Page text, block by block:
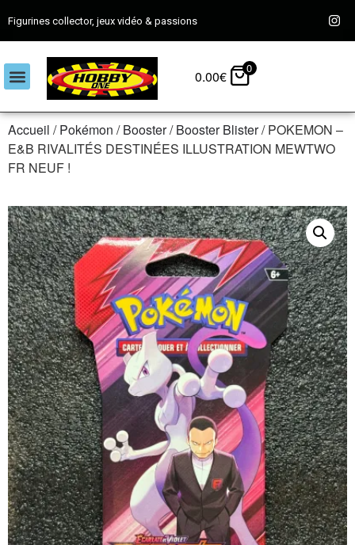
Figurines collector, jeux vidéo & passions
0.00€ 0
Accueil /Pokémon /Booster/Booster Blister/ POKEMON –
E&B RIVALITÉS DESTINÉES ILLUSTRATION MEWTWO
FR NEUF !